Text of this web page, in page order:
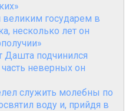
великим государем в
несколько лет он
Дашта подчинился
неверных он
служить молебны по
воду и, прийдя в